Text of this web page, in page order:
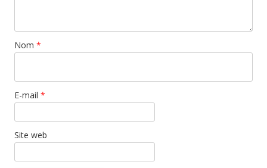
Nom *
E-mail *
Site web